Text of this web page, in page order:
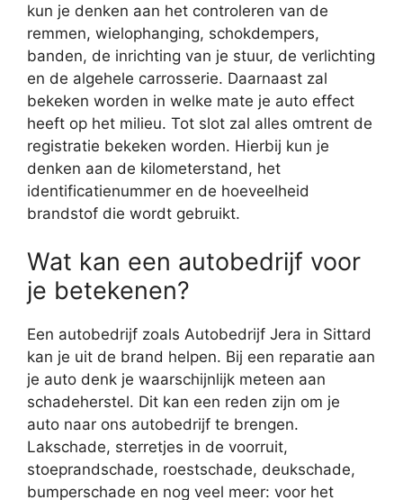
kun je denken aan het controleren van de
remmen, wielophanging, schokdempers,
banden, de inrichting van je stuur, de verlichting
en de algehele carrosserie. Daarnaast zal
bekeken worden in welke mate je auto effect
heeft op het milieu. Tot slot zal alles omtrent de
registratie bekeken worden. Hierbij kun je
denken aan de kilometerstand, het
identificatienummer en de hoeveelheid
brandstof die wordt gebruikt.
Wat kan een autobedrijf voor
je betekenen?
Een autobedrijf zoals Autobedrijf Jera in Sittard
kan je uit de brand helpen. Bij een reparatie aan
je auto denk je waarschijnlijk meteen aan
schadeherstel. Dit kan een reden zijn om je
auto naar ons autobedrijf te brengen.
Lakschade, sterretjes in de voorruit,
stoeprandschade, roestschade, deukschade,
bumperschade en nog veel meer: voor het